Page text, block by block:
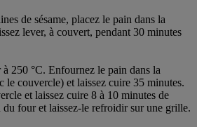
de sésame, placez le pain dans la
lever, à couvert, pendant 30 minutes
250 °C. Enfournez le pain dans la
le couvercle) et laissez cuire 35 minutes.
et laissez cuire 8 à 10 minutes de
du four et laissez-le refroidir sur une grille.